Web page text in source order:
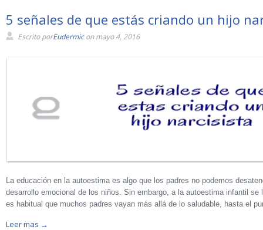
5 señales de que estás criando un hijo
Escrito porEudermicon mayo 4, 2016
La educación en la autoestima es algo que los padres no podemos
desarrollo emocional de los niños. Sin embargo, a la autoestima infantil se
es habitual que muchos padres vayan más allá de lo saludable, hasta el
Leer mas →